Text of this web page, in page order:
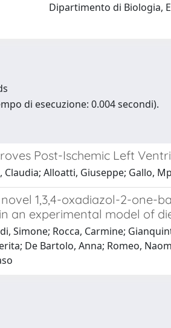
Dipartimento di Biologia,
di esecuzione: 0.004 secondi).
Post-Ischemic Left
Claudia; Alloatti, Giuseppe; Gallo,
1,3,4-oxadiazol-2-one-
an experimental model of
Simone; Rocca, Carmine;
De Bartolo, Anna; Romeo,